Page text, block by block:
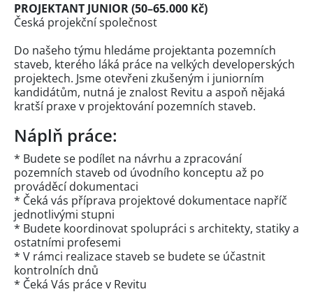
PROJEKTANT JUNIOR (50–65.000 Kč)
Česká projekční společnost
Do našeho týmu hledáme projektanta pozemních
staveb, kterého láká práce na velkých developerských
projektech. Jsme otevřeni zkušeným i juniorním
kandidátům, nutná je znalost Revitu a aspoň nějaká
kratší praxe v projektování pozemních staveb.
Náplň práce:
* Budete se podílet na návrhu a zpracování
pozemních staveb od úvodního konceptu až po
prováděcí dokumentaci
* Čeká vás příprava projektové dokumentace napříč
jednotlivými stupni
* Budete koordinovat spolupráci s architekty, statiky a
ostatními profesemi
* V rámci realizace staveb se budete se účastnit
kontrolních dnů
* Čeká Vás práce v Revitu